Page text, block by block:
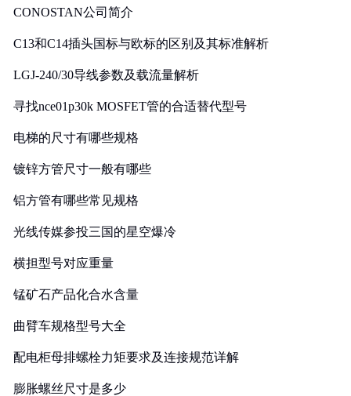
CONOSTAN公司简介
C13和C14插头国标与欧标的区别及其标准解析
LGJ-240/30导线参数及载流量解析
寻找nce01p30k MOSFET管的合适替代型号
电梯的尺寸有哪些规格
镀锌方管尺寸一般有哪些
铝方管有哪些常见规格
光线传媒参投三国的星空爆冷
横担型号对应重量
锰矿石产品化合水含量
曲臂车规格型号大全
配电柜母排螺栓力矩要求及连接规范详解
膨胀螺丝尺寸是多少